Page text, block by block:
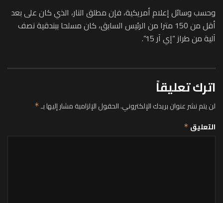
وحسب وسائل إعلام أمريكية، فإن مطلق النار، الذي كان على بعد
أقل من 150 مترا من الرئيس السابق، كان مسلحا ببندقية نصف
آلية من طراز “إي آر 15”.
اترك تعليقاً
لن يتم نشر عنوان بريدك الإلكتروني.الحقول الإلزامية مشار إليها بـ*
التعليق *